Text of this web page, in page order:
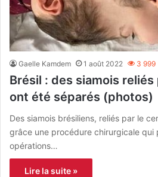
Gaelle Kamdem 1 août 2022 3 999
Brésil : des siamois
ont été séparés (photos)
Des siamois brésiliens, reliés par le
grâce une procédure chirurgicale qui
opérations…
Lire la suite »